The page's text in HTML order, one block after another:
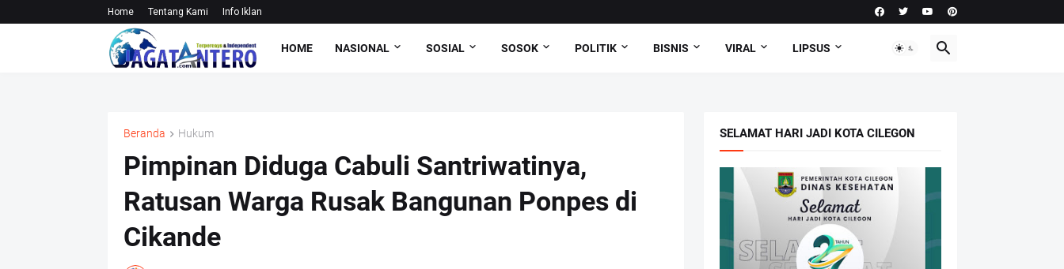
Home Tentang Kami Info Iklan
HOME NASIONAL SOSIAL SOSOK POLITIK BISNIS VIRAL LIPSUS
Beranda Hukum
Pimpinan Diduga Cabuli Santriwatinya,
Ratusan Warga Rusak Bangunan Ponpes di
Cikande
SELAMAT HARI JADI KOTA CILEGON